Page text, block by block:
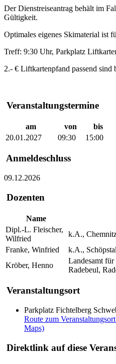
Der Dienstreiseantrag behält im
Gültigkeit.
Optimales eigenes Skimaterial ist
Treff: 9:30 Uhr, Parkplatz
2.- € Liftkartenpfand passend sind
Veranstaltungstermine
am von
bis
20.01.2027
09:30 15:00
Anmeldeschluss
09.12.2026
Dozenten
Name
Dipl.-L. Fleischer,
Wilfried
k.A.,
Franke, Winfried
k.A.,
Kröber, Henno
Landesamt
Radebeul,
Veranstaltungsort
Parkplatz Fichtelberg
Route zum
Maps)
Direktlink auf diese